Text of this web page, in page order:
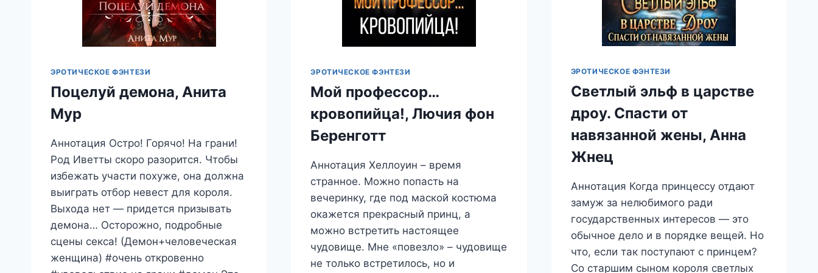
ЭРОТИЧЕСКОЕ ФЭНТЕЗИ
Поцелуй демона, Анита
Мур
Аннотация Остро! Горячо! На грани!
Род Иветты скоро разорится. Чтобы
избежать участи похуже, она должна
выиграть отбор невест для короля.
Выхода нет — придется призывать
демона… Осторожно, подробные
сцены секса! (Демон+человеческая
женщина) #очень откровенно
ЭРОТИЧЕСКОЕ ФЭНТЕЗИ
Мой профессор…
кровопийца!, Лючия фон
Беренготт
Аннотация Хеллоуин – время
странное. Можно попасть на
вечеринку, где под маской костюма
окажется прекрасный принц, а
можно встретить настоящее
чудовище. Мне «повезло» – чудовище
не только встретилось, но и
ЭРОТИЧЕСКОЕ ФЭНТЕЗИ
Светлый эльф в царстве
дроу. Спасти от
навязанной жены, Анна
Жнец
Аннотация Когда принцессу отдают
замуж за нелюбимого ради
государственных интересов — это
обычное дело и в порядке вещей. Но
что, если так поступают с принцем?
Со старшим сыном короля светлых